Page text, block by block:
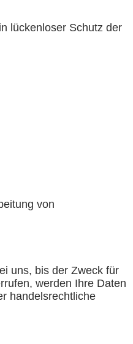
lückenloser Schutz der
von
uns, bis der Zweck für
werden Ihre Daten
handelsrechtliche